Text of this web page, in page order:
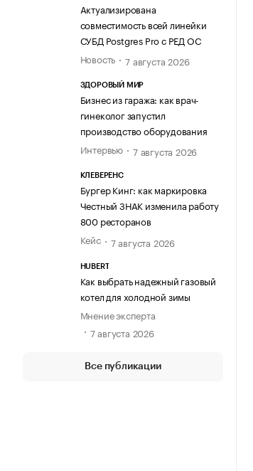
Актуализирована
совместимость всей линейки
СУБД Postgres Pro с РЕД ОС
Новость
7 августа 2026
ЗДОРОВЫЙ МИР
Бизнес из гаража: как врач-
гинеколог запустил
производство оборудования
Интервью
7 августа 2026
КЛЕВЕРЕНС
Бургер Кинг: как маркировка
Честный ЗНАК изменила работу
800 ресторанов
Кейс
7 августа 2026
HUBERT
Как выбрать надежный газовый
котел для холодной зимы
Мнение эксперта
7 августа 2026
Все публикации